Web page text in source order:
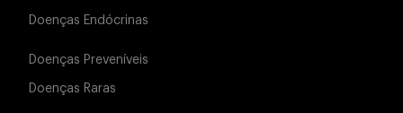
Doenças Endócrinas
Doenças Preveníveis
Doenças Raras